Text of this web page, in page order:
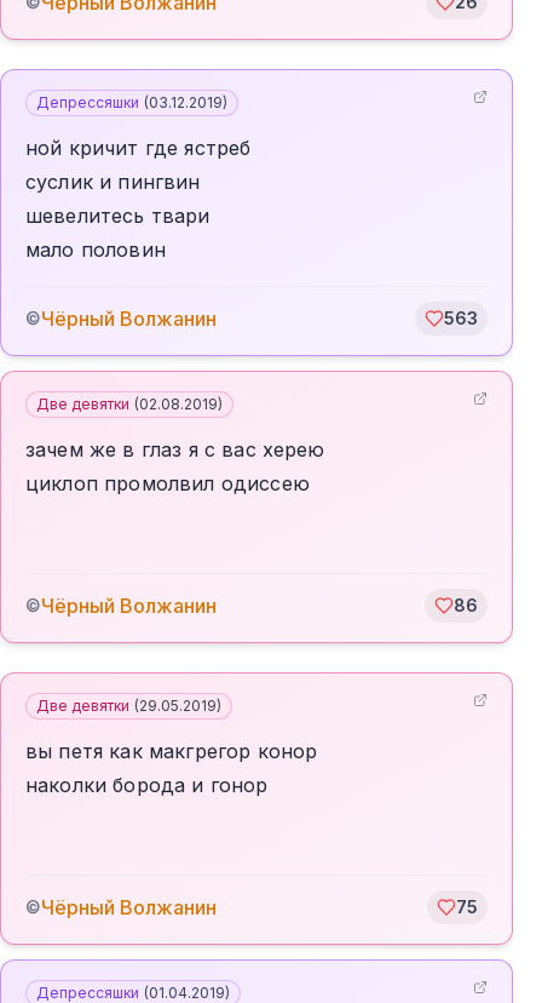
Депрессяшки (03.12.2019)
ной кричит где ястреб
суслик и пингвин
шевелитесь твари
мало половин
©Чёрный Волжанин 563
Две девятки (02.08.2019)
зачем же в глаз я с вас херею
циклоп промолвил одиссею
©Чёрный Волжанин 86
Две девятки (29.05.2019)
вы петя как макгрегор конор
наколки борода и гонор
©Чёрный Волжанин 75
Депрессяшки (01.04.2019)